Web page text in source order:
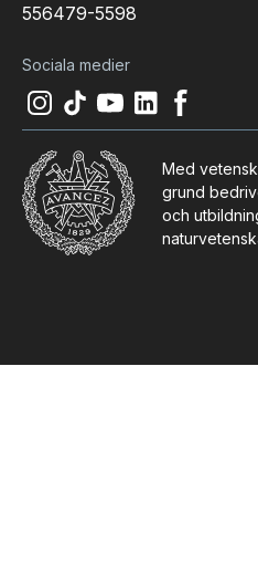
556479-5598
Sociala medier
Instagram
(Öppnas i ny flik)
Tiktok
(Öppnas i ny flik
Youtube
(Öppnas i ny flik
LinkedIn
(Öppnas i ny
Facebook
(
Med
grund
och